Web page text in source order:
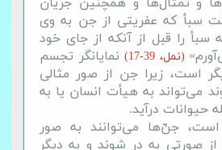
سبأ که عفریتی از جن به وی
را قبل از آنکه از جای خود
(نمل، 39-17)
نمایانگر تجسم
است، زیرا جن از صور مثالی
می‌تواند به هیأت انسان یا به
حیوانات درآید.
جنّ‌ها می‌توانند به صور
از صورتی به در شوند و به دیگر